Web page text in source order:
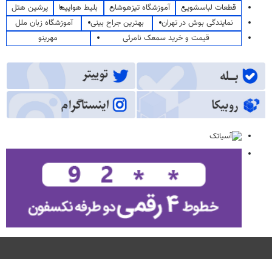
قطعات لباسشویی
آموزشگاه تیزهوشان بلیط هواپیما
پرشین هتل
نمایندگی بوش در تهران
بهترین جراح بینی
آموزشگاه زبان ملل
قیمت و خرید سمعک نامرئی
مهرینو